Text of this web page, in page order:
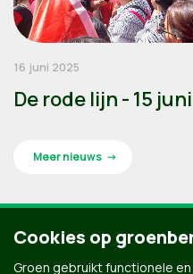
16 juni 2025
De rode lijn - 15
Meer nieuws
Cookies op
Groen gebruikt functionele